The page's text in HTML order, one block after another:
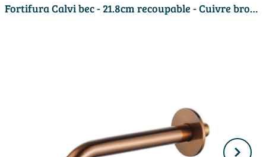
Fortifura Calvi bec - 21.8cm recoupable - Cuivre brossé PVD (Cuivre)